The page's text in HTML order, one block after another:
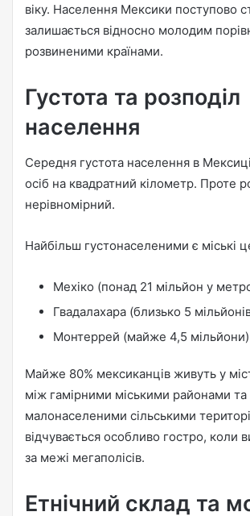
віку. Населення Мексики поступово
залишається відносно молодим
розвиненими країнами.
Густота та розподіл
населення
Середня густота населення в
осіб на квадратний кілометр. Проте
нерівномірний.
Найбільш густонаселеними є міські
Мехіко (понад 21 мільйон у
Гвадалахара (близько 5
Монтеррей (майже 4,5 мільйони)
Майже 80% мексиканців живуть у
між гамірними міськими районами та
малонаселеними сільськими
відчувається особливо гостро, коли
за межі мегаполісів.
Етнічний склад та